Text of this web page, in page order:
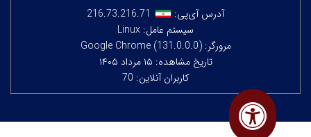
آدرس آی‌پی:
216.73.216.71
سیستم عامل: Linux
مرورگر: Google Chrome (131.0.0.0)
تاریخ مشاهده: ۱۵ مرداد ۱۴۰۵
کاربران آنلاین: 70